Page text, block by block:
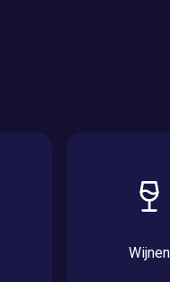
Wijnen